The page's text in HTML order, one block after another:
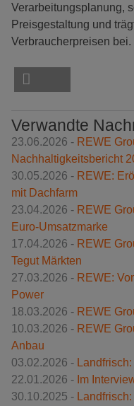
Verarbeitungsplanung,
Preisgestaltung und
Verbraucherpreisen bei.
Verwandte
23.06.2026 - REWE
Nachhaltigkeitsbericht
30.05.2026 - REWE:
mit Dachfarm
23.04.2026 - REWE
Euro-Umsatzmarke
17.04.2026 - REWE
Tegut Märkten
27.03.2026 - REWE:
Power
18.03.2026 - REWE
10.03.2026 - REWE
Anbau
03.02.2026 -
22.01.2026 - Im
30.10.2025 -